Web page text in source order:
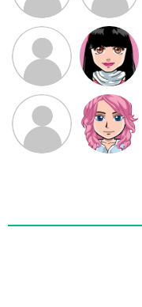
طرفدار میلی
بابی براون
کیوان کیانی
ملیکا منتظری عارفه داستانپور